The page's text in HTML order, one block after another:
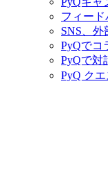
フィー
SNS、
PyQでコ
PyQで対
PyQ ク